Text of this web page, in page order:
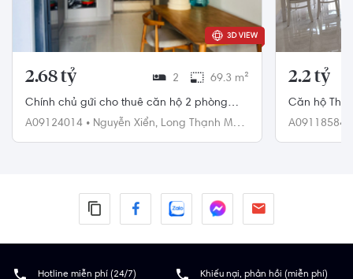
2.68 tỷ 2 69.3 m²
Chính chủ gửi cho thuê căn hộ 2 phòng
70m2 đủ nội thất Vinhomes Grand Park giá
A09124014 • Nguyễn Xiển, Long Thạnh Mỹ,
2.2 tỷ
Căn hộ Thủ
đông đầy
A09118584
Hotline miễn phí (24/7) Khiếu nại, phản hồi (miễn phí)